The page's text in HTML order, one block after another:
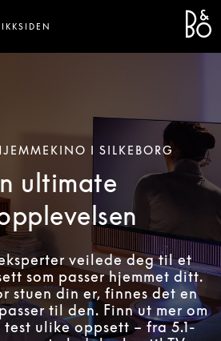
I SILKEBORG
ultimate
veilede deg til et
som passer hjemmet ditt.
stuen din er, finnes det en
til den. Finn ut mer om
ulike oppsett – fra 5.1-